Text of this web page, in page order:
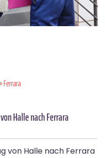
» Ferrara
Halle nach Ferrara
von Halle nach Ferrara